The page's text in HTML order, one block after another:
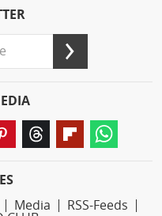
Media
RSS-Feeds